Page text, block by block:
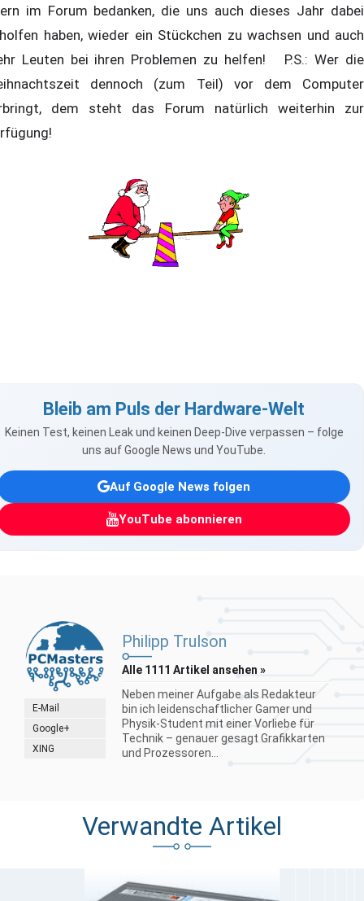
im Forum bedanken, die uns auch dieses Jahr dabei
haben, wieder ein Stückchen zu wachsen und auch
Leuten bei ihren Problemen zu helfen! P.S.: Wer die
dennoch (zum Teil) vor dem Computer
dem steht das Forum natürlich weiterhin zur
Bleib am Puls der Hardware-Welt
Keinen Test, keinen Leak und keinen Deep-Dive verpassen – folge
uns auf Google News und YouTube.
Auf Google News folgen
YouTube abonnieren
E-Mail
Google+
XING
Philipp Trulson
Alle 1111 Artikel ansehen »
Neben meiner Aufgabe als Redakteur
bin ich leidenschaftlicher Gamer und
Physik-Student mit einer Vorliebe für
Technik – genauer gesagt Grafikkarten
und Prozessoren...
Verwandte Artikel